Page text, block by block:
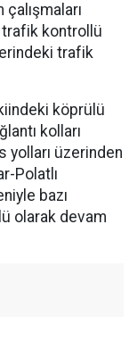
trafik kontrollü
trafik
köprülü
kolları
yolları üzerinden
Polatlı
bazı
olarak devam